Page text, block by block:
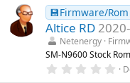
a
(
s
)
0
e
s
t
r
e
l
💾Firmware/Rom
Altice RD
Netenergy
SM-N9600 Stock
0